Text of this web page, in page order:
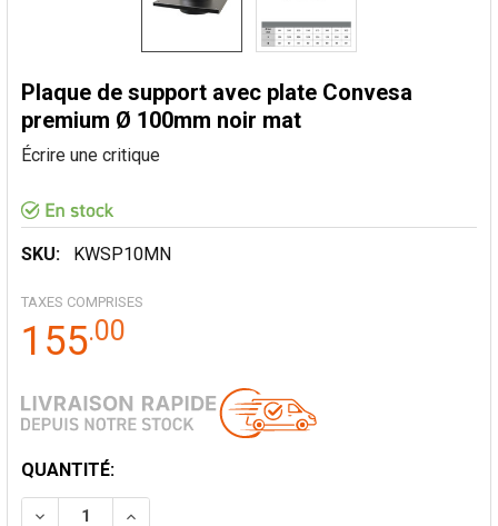
Plaque de support avec plate Convesa
premium Ø 100mm noir mat
Écrire une critique
SKU: KWSP10MN
TAXES COMPRISES
155.00
STOCK
ACTUEL:
QUANTITÉ:
DIMINUER LA QUANTITÉ DE PLAQUE DE SUPPORT
AUGMENTER LA QUANTITÉ DE PLAQUE DE